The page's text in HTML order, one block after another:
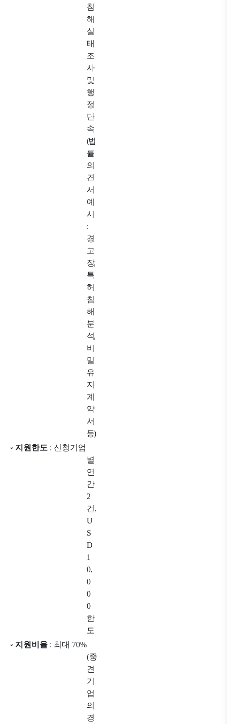
침
해
실
태
조
사
및
행
정
단
속
(법
률
의
견
서
예
시
:
경
고
장,
특
허
침
해
분
석,
비
밀
유
지
계
약
서
등)
◦ 지원한도 : 신청기업
별
연
간
2
건 ,
U
S
D
1
0,
0
0
0
한
도
◦ 지원비율 : 최대 70%
(중
견
기
업
의
경